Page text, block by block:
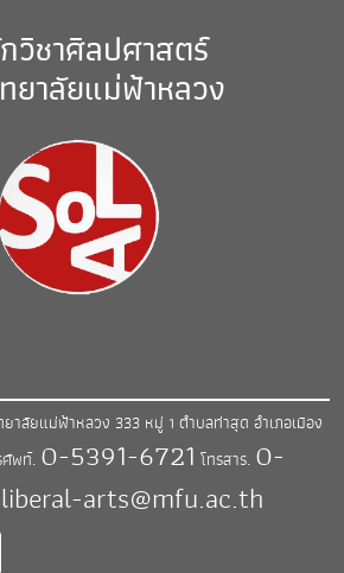
วิชาศิลปศาสตร์
ยาลัยแม่ฟ้าหลวง
าลัยแม่ฟ้าหลวง 333 หมู่ 1 ตำบลท่าสุด อำเภอเมือง
ศัพท์. 0-5391-6721 โทรสาร. 0-
liberal-arts@mfu.ac.th